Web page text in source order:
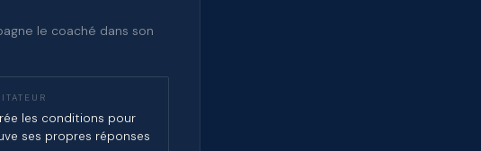
le coaché dans son
les conditions pour
ses propres réponses